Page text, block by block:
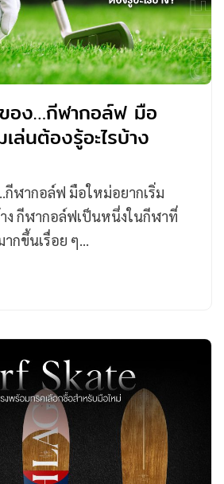
อง…กีฬากอล์ฟ มือ
เล่นต้องรู้อะไรบ้าง
กีฬากอล์ฟ มือใหม่อยากเริ่ม
ง กีฬากอล์ฟเป็นหนึ่งในกีฬาที่
กขึ้นเรื่อย ๆ…